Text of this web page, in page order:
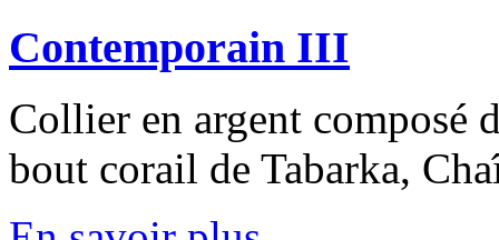
Contemporain III
Collier en argent composé
bout corail de Tabarka,